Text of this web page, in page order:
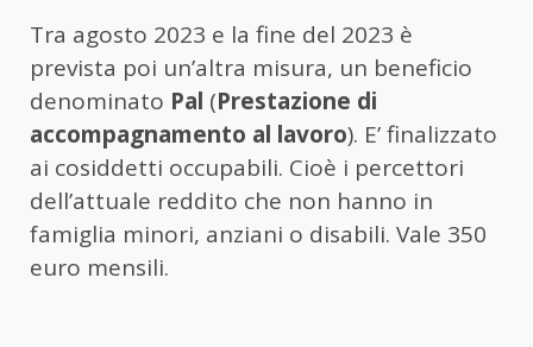
Tra agosto 2023 e la fine del 2023 è
prevista poi un’altra misura, un beneficio
denominato Pal (Prestazione di
accompagnamento al lavoro). E’ finalizzato
ai cosiddetti occupabili. Cioè i percettori
dell’attuale reddito che non hanno in
famiglia minori, anziani o disabili. Vale 350
euro mensili.